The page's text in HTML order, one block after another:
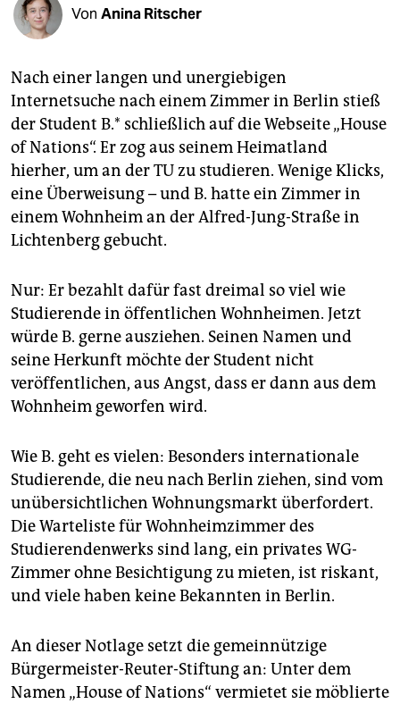
shop
fragen & hilfe
unterstützen
abo
genossenschaft
epaper login
Von Anina Ritscher
Nach einer langen und unergiebigen
Internetsuche nach einem Zimmer in Berlin stieß
der Student B.* schließlich auf die Webseite „House
of Nations“. Er zog aus seinem Heimatland
hierher, um an der TU zu studieren. Wenige Klicks,
eine Überweisung – und B. hatte ein Zimmer in
einem Wohnheim an der Alfred-Jung-Straße in
Lichtenberg gebucht.
Nur: Er bezahlt dafür fast dreimal so viel wie
Studierende in öffentlichen Wohnheimen. Jetzt
würde B. gerne ausziehen. Seinen Namen und
seine Herkunft möchte der Student nicht
veröffentlichen, aus Angst, dass er dann aus dem
Wohnheim geworfen wird.
Wie B. geht es vielen: Besonders internationale
Studierende, die neu nach Berlin ziehen, sind vom
unübersichtlichen Wohnungsmarkt überfordert.
Die Warteliste für Wohnheimzimmer des
Studierendenwerks sind lang, ein privates WG-
Zimmer ohne Besichtigung zu mieten, ist riskant,
und viele haben keine Bekannten in Berlin.
An dieser Notlage setzt die gemeinnützige
Bürgermeister-Reuter-Stiftung an: Unter dem
Namen „House of Nations“ vermietet sie möblierte